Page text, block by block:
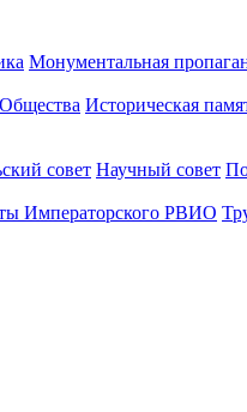
Монументальная
Историческая
совет Научный совет
Императорского РВИО